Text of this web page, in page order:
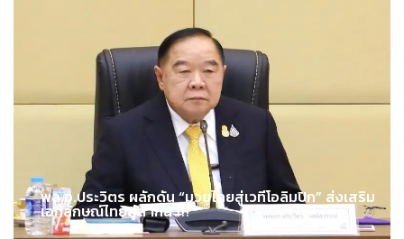
พล.อ.ประวิตร ผลักดัน “มวยไทยสู่เวทีโอลิมปิก” ส่งเสริม
เอกลักษณ์ไทยสู่สากล !!!